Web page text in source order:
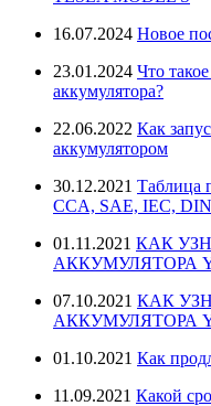
16.07.2024 Новое
23.01.2024 Что
аккумулятора?
22.06.2022 Как
аккумулятором
30.12.2021 Таблица
CCA, SAE, IEC, DIN
01.11.2021 КАК
АККУМУЛЯТОРА
07.10.2021 КАК
АККУМУЛЯТОРА
01.10.2021 Как
11.09.2021 Какой